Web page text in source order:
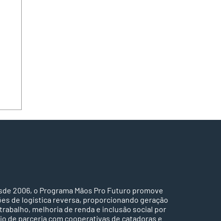
2006, o Programa Mãos Pro Futuro promove
de logística reversa, proporcionando geração
melhoria de renda e inclusão social por
de parceria com cooperativas de catadoras e